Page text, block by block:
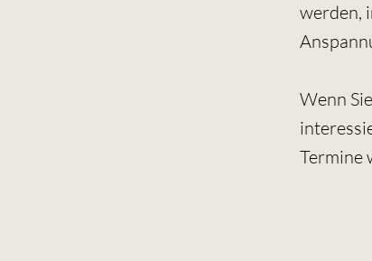
werden,
Wenn
Termine